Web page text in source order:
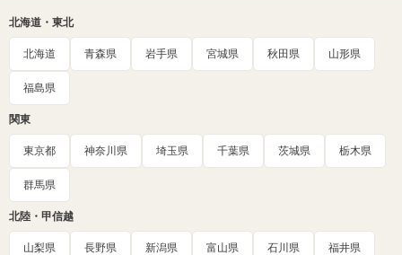
北海道・東北
北海道 青森県 岩手県 宮城県 秋田県 山形県
福島県
関東
東京都 神奈川県 埼玉県 千葉県 茨城県 栃木県
群馬県
北陸・甲信越
山梨県 長野県 新潟県 富山県 石川県 福井県